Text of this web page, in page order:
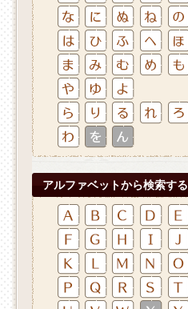
アルファベットから検索する